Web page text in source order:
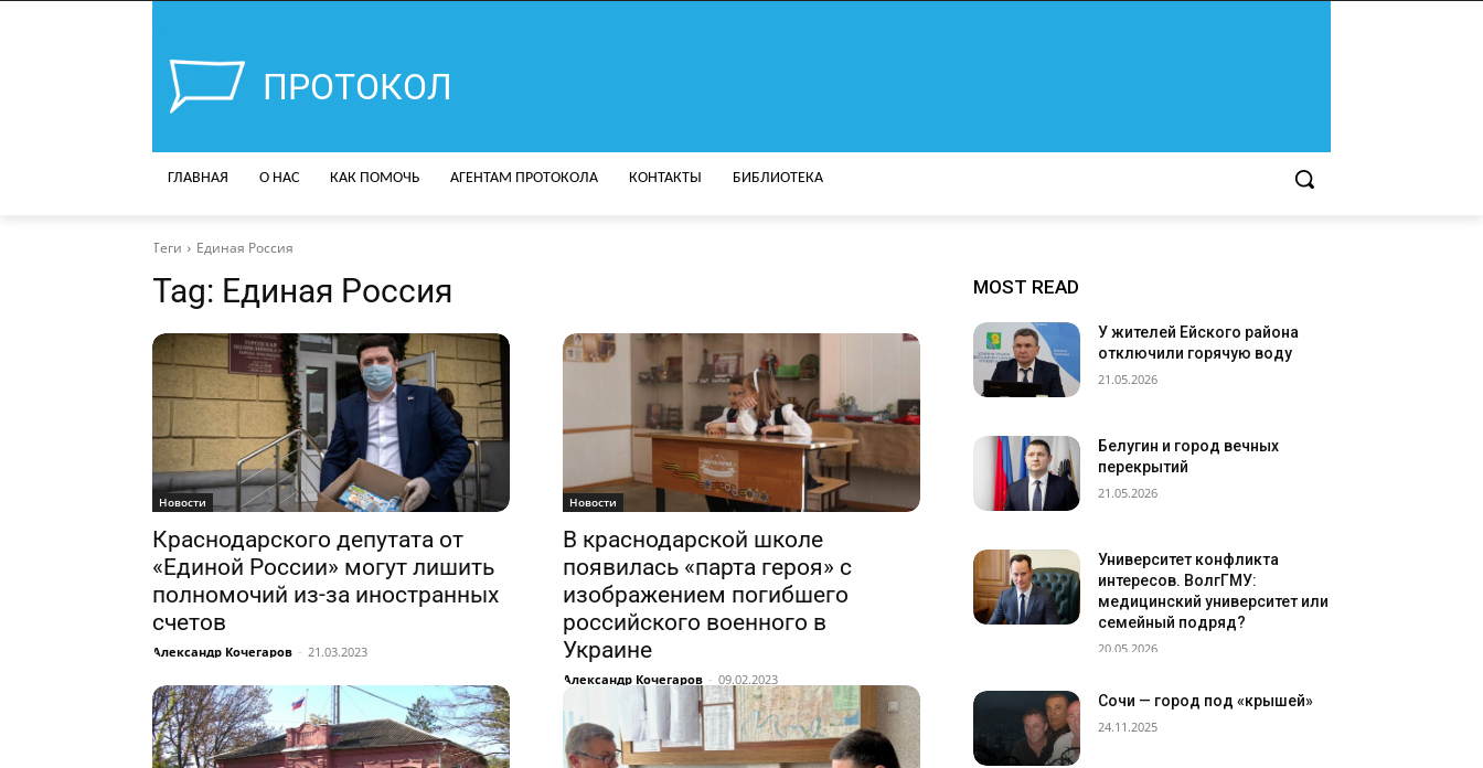
ПРОТОКОЛ
ГЛАВНАЯ О НАС КАК ПОМОЧЬ АГЕНТАМ ПРОТОКОЛА КОНТАКТЫ БИБЛИОТЕКА
Теги Единая Россия
Tag: Единая Россия
Новости
Краснодарского депутата от
«Единой России» могут лишить
полномочий из-за иностранных
счетов
Александр Кочегаров - 21.03.2023
Новости
В краснодарской школе
появилась «парта героя» с
изображением погибшего
российского военного в
Украине
Александр Кочегаров - 09.02.2023
MOST READ
У жителей Ейского района
отключили горячую воду
21.05.2026
Белугин и город вечных
перекрытий
21.05.2026
Университет конфликта
интересов. ВолгГМУ:
медицинский университет или
семейный подряд?
20.05.2026
Сочи — город под «крышей»
24.11.2025